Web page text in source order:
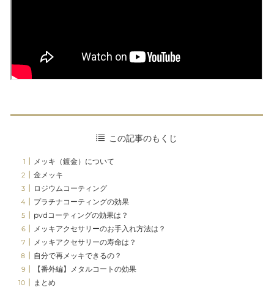
この記事のもくじ
メッキ（鍍金）について
金メッキ
ロジウムコーティング
プラチナコーティングの効果
pvdコーティングの効果は？
メッキアクセサリーのお手入れ方法は？
メッキアクセサリーの寿命は？
自分で再メッキできるの？
【番外編】メタルコートの効果
まとめ